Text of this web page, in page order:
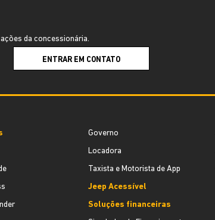
da concessionária.
ENTRAR EM CONTATO
Governo
Locadora
Taxista e Motorista de App
Jeep Acessível
Soluções financeiras